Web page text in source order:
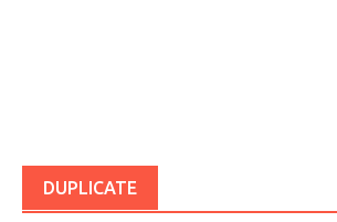
DUPLICATE